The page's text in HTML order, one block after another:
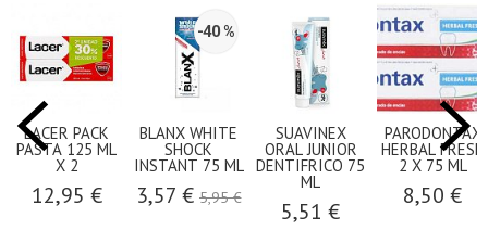
LACER PACK
PASTA 125 ML
X 2
12,95 €
-40 %
BLANX WHITE
SHOCK
INSTANT 75 ML
3,57 € 5,95 €
SUAVINEX
ORAL JUNIOR
DENTIFRICO 75
ML
5,51 €
PARODONTAX
HERBAL FRESH
2 X 75 ML
8,50 €